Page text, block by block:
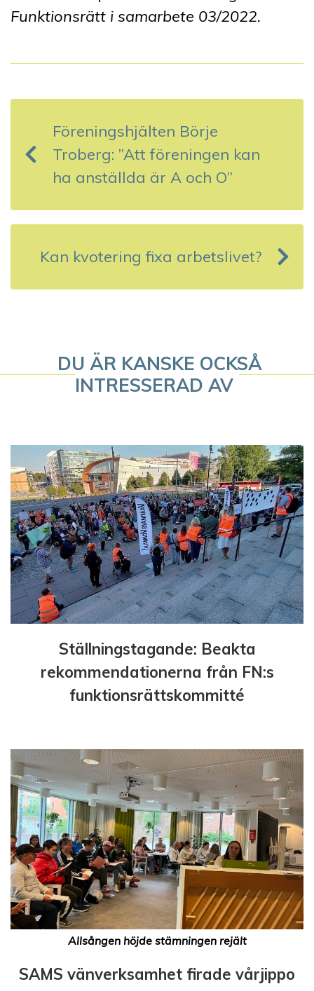
Funktionsrätt i samarbete 03/2022.
n
g
n
i
e
r
i
n
g
Föreningshjälten Börje
Troberg: ”Att föreningen kan
ha anställda är A och O”
Kan kvotering fixa arbetslivet?
DU ÄR KANSKE OCKSÅ
INTRESSERAD AV
Ställningstagande: Beakta
rekommendationerna från FN:s
funktionsrättskommitté
Allsången höjde stämningen rejält
SAMS vänverksamhet firade vårjippo